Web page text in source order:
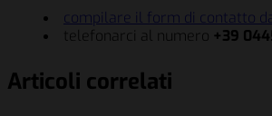
compilare il form di contatto
telefonarci al numero +39
Articoli correlati